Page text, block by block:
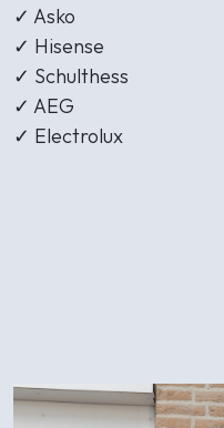
✓ Asko
✓ Hisense
✓ Schulthess
✓ AEG
✓ Electrolux